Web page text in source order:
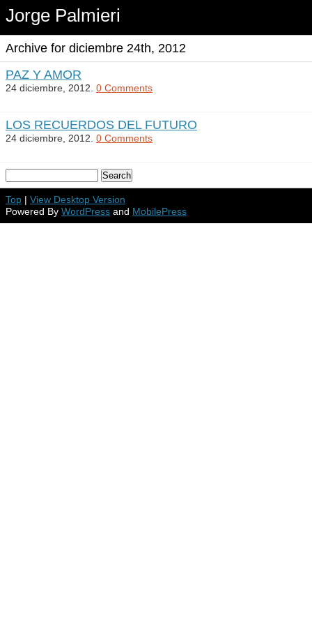
Jorge Palmieri
Archive for diciembre 24th, 2012
PAZ Y AMOR
24 diciembre, 2012. 0 Comments
LOS RECUERDOS DEL FUTURO
24 diciembre, 2012. 0 Comments
Top | View Desktop Version
Powered By WordPress and MobilePress